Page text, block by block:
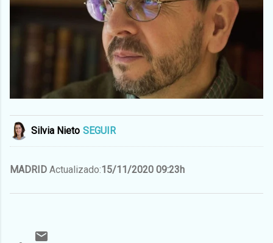
Silvia Nieto SEGUIR
MADRID Actualizado:15/11/2020 09:23h